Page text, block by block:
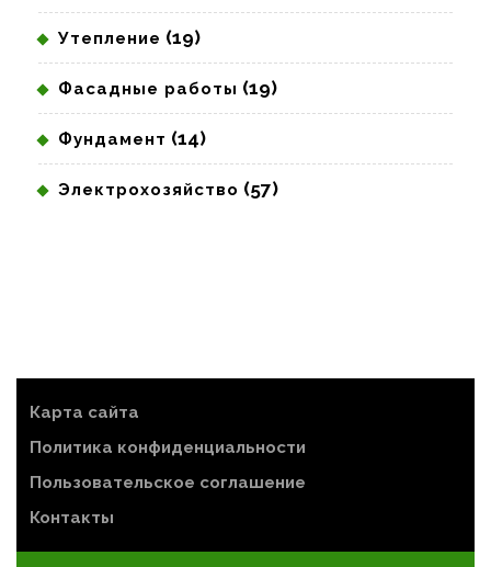
Утепление (19)
Фасадные работы (19)
Фундамент (14)
Электрохозяйство (57)
Карта сайта
Политика конфиденциальности
Пользовательское соглашение
Контакты